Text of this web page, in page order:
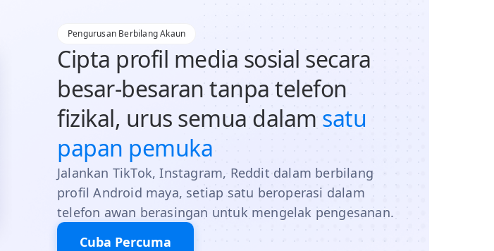
Pengurusan Berbilang Akaun
Cipta profil media sosial secara
besar-besaran tanpa telefon
fizikal, urus semua dalam satu
papan pemuka
Jalankan TikTok, Instagram, Reddit dalam berbilang
profil Android maya, setiap satu beroperasi dalam
telefon awan berasingan untuk mengelak pengesanan.
Cuba Percuma